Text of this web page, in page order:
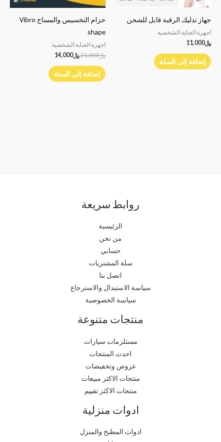
جهاز تدليك الرقبة قابل للشحن
اجهزة العناية الشخصية
﷼11,000
إضافة إلى السلة
حزام التخسيس والمساج Vibro
shape
اجهزة العناية الشخصية
﷼21,000﷼14,000
إضافة إلى السلة
روابط سريعة
الرئيسية
من نحن
حسابي
سلة المشتريات
اتصل بنا
سياسة الاستبدال والاسترجاع
سياسة الخصوصية
منتجات متنوعة
مستلزمات سيارات
احدث المنتجات
عروض وتخفيضات
منتجات الاكثر مبيعات
منتجات الاكثر تقييم
ادوات منزلية
ادوات المطبخ والمنزل